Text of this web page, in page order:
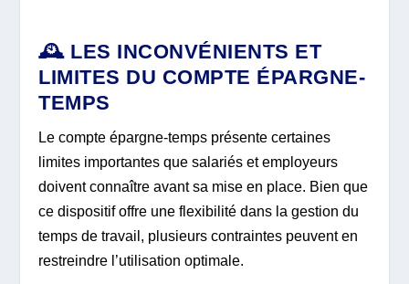
🕰️ LES INCONVÉNIENTS ET
LIMITES DU COMPTE ÉPARGNE-
TEMPS
Le compte épargne-temps présente certaines
limites importantes que salariés et employeurs
doivent connaître avant sa mise en place. Bien que
ce dispositif offre une flexibilité dans la gestion du
temps de travail, plusieurs contraintes peuvent en
restreindre l’utilisation optimale.